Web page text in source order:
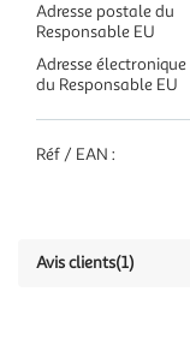
Adresse postale du
Responsable EU
Adresse électronique
du Responsable EU
Réf / EAN :
Avis clients(1)